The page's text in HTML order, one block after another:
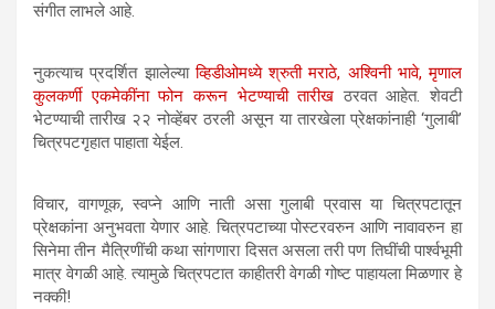
संगीत लाभले आहे.
नुकत्याच प्रदर्शित झालेल्याव्हिडीओमध्ये श्रुती मराठे, अश्विनी भावे, मृणाल
कुलकर्णी एकमेकींना फोन करून भेटण्याची तारीख ठरवत आहेत. शेवटी
भेटण्याची तारीख २२ नोव्हेंबर ठरली असून या तारखेला प्रेक्षकांनाही ‘गुलाबी’
चित्रपटगृहात पाहाता येईल.
विचार, वागणूक, स्वप्ने आणि नाती असा गुलाबी प्रवास या चित्रपटातून
प्रेक्षकांना अनुभवता येणार आहे. चित्रपटाच्या पोस्टरवरुन आणि नावावरुन हा
सिनेमा तीन मैत्रिणींची कथा सांगणारा दिसत असला तरी पण तिघींची पार्श्वभूमी
मात्र वेगळी आहे. त्यामुळे चित्रपटात काहीतरी वेगळी गोष्ट पाहायला मिळणार हे
नक्की!